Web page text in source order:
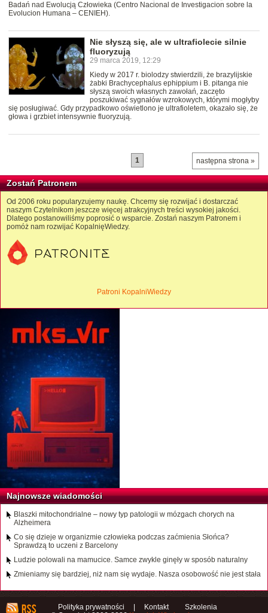
Badań nad Ewolucją Człowieka (Centro Nacional de Investigacion sobre la
Evolucion Humana – CENIEH).
Nie słyszą się, ale w ultrafiolecie silnie
fluoryzują
29 marca 2019, 12:29
Kiedy w 2017 r. biolodzy stwierdzili, że brazylijskie
żabki Brachycephalus ephippium i B. pitanga nie
słyszą swoich własnych zawołań, zaczęto
poszukiwać sygnałów wzrokowych, którymi mogłyby
się posługiwać. Gdy przypadkowo oświetlono je ultrafioletem, okazało się, że
głowa i grzbiet intensywnie fluoryzują.
następna strona »
1
Zostań Patronem
Od 2006 roku popularyzujemy naukę. Chcemy się rozwijać i dostarczać
naszym Czytelnikom jeszcze więcej atrakcyjnych treści wysokiej jakości.
Dlatego postanowiliśmy poprosić o wsparcie. Zostań naszym Patronem i
pomóż nam rozwijać KopalnięWiedzy.
Patroni KopalniWiedzy
Najnowsze wiadomości
Blaszki mitochondrialne – nowy typ patologii w mózgach chorych na
Alzheimera
Co się dzieje w organizmie człowieka podczas zaćmienia Słońca?
Sprawdzą to uczeni z Barcelony
Ludzie polowali na mamucice. Samce zwykle ginęły w sposób naturalny
Zmieniamy się bardziej, niż nam się wydaje. Nasza osobowość nie jest stała
Polityka prywatności Kontakt
Szkolenia